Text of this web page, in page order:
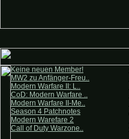
Keine neuen Member!
MW2 zu Anfänger-Freu..
Modern Warfare II: L..
CoD: Modern Warfare ..
Modern Warfare II-Me..
Season 4 Patchnotes
Modern Warefare 2
Call of Duty Warzone..